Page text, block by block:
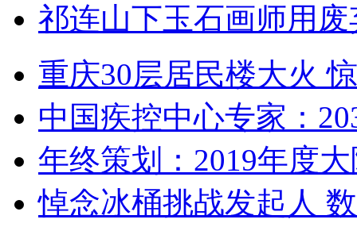
祁连山下玉石画师用
重庆30层居民楼大火
中国疾控中心专家：
年终策划：2019年度
悼念冰桶挑战发起人